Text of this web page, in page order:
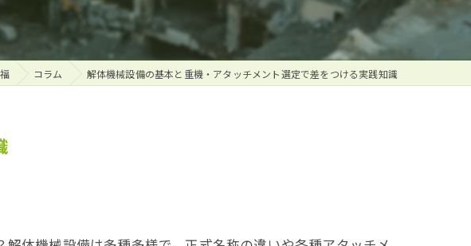
木造
コラム 解体機械設備の基本と重機・アタッチメント選定で差をつける実践知識